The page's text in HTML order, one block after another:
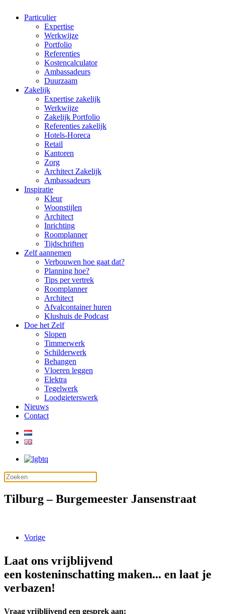
Particulier
Expertise
Werkwijze
Portfolio
Referenties
Kostencalculator
Ambassadeurs
Duurzaam
Zakelijk
Expertise zakelijk
Werkwijze
Zakelijk Portfolio
Referenties zakelijk
Hotels-Horeca
Retail
Kantoren
Zorg
Architect Zakelijk
Ambassadeurs
Inspiratie
Kleur
Woonstijlen
Architect
Inrichting
Roomplanner
Tijdschriften
Zelf aannemen
Verbouwen hoe gaat dat?
Planning hoe?
Tips per vertrek
Roomplanner
Architect
Afvalcontainer huren
Klushuis de Podcast
Doe het Zelf
Slopen
Timmerwerk
Schilderwerk
Behangen
Vloeren leggen
Elektra
Tegelwerk
Loodgieterswerk
Nieuws
Contact
Tilburg – Burgemeester Jansenstraat
Vorige
Laat ons vrijblijvend
een kosteninschatting maken... en laat je
verbazen!
Vraag vrijblijvend een gesprek aan: